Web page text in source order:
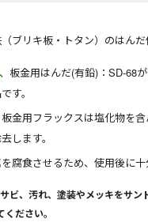
ブリキ板・トタン）のはん
、板金用はんだ(有鉛)：SD-68
す。
金用フラックスは塩化物を
します。
腐食させるため、使用後に十
ビ、汚れ、塗装やメッキをサン
ださい。